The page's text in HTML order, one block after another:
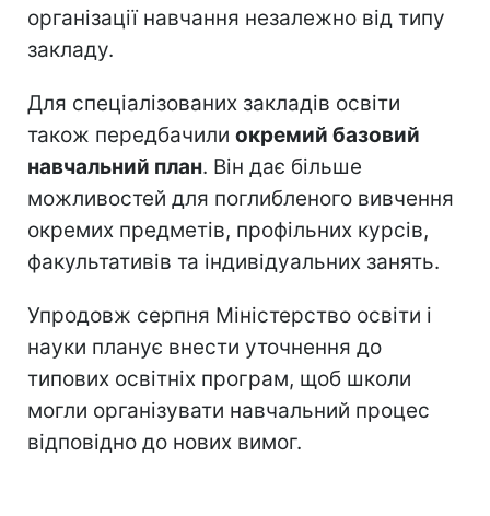
організації навчання незалежно від типу
закладу.
Для спеціалізованих закладів освіти
також передбачили окремий базовий
навчальний план. Він дає більше
можливостей для поглибленого вивчення
окремих предметів, профільних курсів,
факультативів та індивідуальних занять.
Упродовж серпня Міністерство освіти і
науки планує внести уточнення до
типових освітніх програм, щоб школи
могли організувати навчальний процес
відповідно до нових вимог.